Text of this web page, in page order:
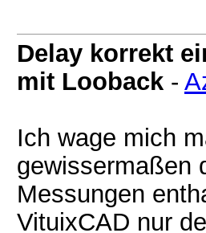
Delay korrekt
mit Looback -
Ich wage mich
gewissermaßen
Messungen
VituixCAD nur